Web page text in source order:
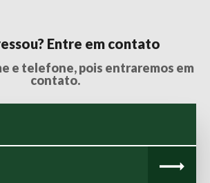
Entre em contato
e telefone, pois entraremos em
contato.